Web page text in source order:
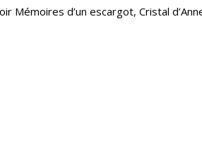
Mémoires d’un escargot, Cristal